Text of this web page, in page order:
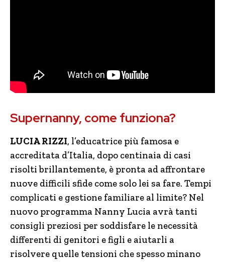
Supernanny, come funziona?
LUCIA RIZZI, l’educatrice più famosa e
accreditata d’Italia, dopo centinaia di casi
risolti brillantemente, è pronta ad affrontare
nuove difficili sfide come solo lei sa fare. Tempi
complicati e gestione familiare al limite? Nel
nuovo programma Nanny Lucia avrà tanti
consigli preziosi per soddisfare le necessità
differenti di genitori e figli e aiutarli a
risolvere quelle tensioni che spesso minano